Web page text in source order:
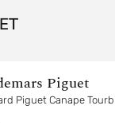
Piguet
Piguet Canape